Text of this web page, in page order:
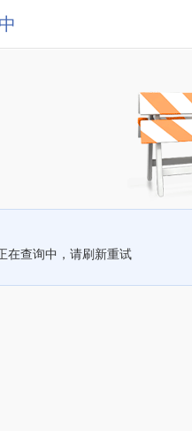
在查询中，请刷新重试